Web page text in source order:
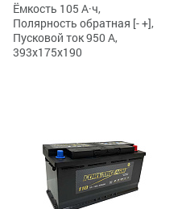
Ёмкость 105 А·ч,
Полярность обратная [- +],
Пусковой ток 950 А,
393x175x190